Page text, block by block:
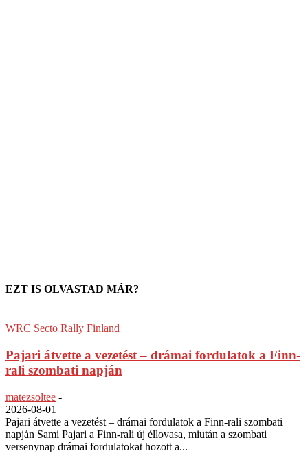
EZT IS OLVASTAD MÁR?
WRC Secto Rally Finland
Pajari átvette a vezetést – drámai fordulatok a Finn-
rali szombati napján
matezsoltee -
2026-08-01
Pajari átvette a vezetést – drámai fordulatok a Finn-rali szombati
napján Sami Pajari a Finn-rali új éllovasa, miután a szombati
versenynap drámai fordulatokat hozott a...